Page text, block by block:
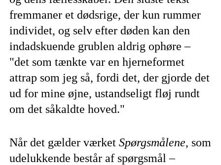
fremmaner et dødsrige, der kun rummer
individet, og selv efter døden kan den
indadskuende grublen aldrig ophøre –
"det som tænkte var en hjerneformet
attrap som jeg så, fordi det, der gjorde det
ud for mine øjne, ustandseligt fløj rundt
om det såkaldte hoved."
Når det gælder værketSpørgsmålene, som
udelukkende består af spørgsmål –